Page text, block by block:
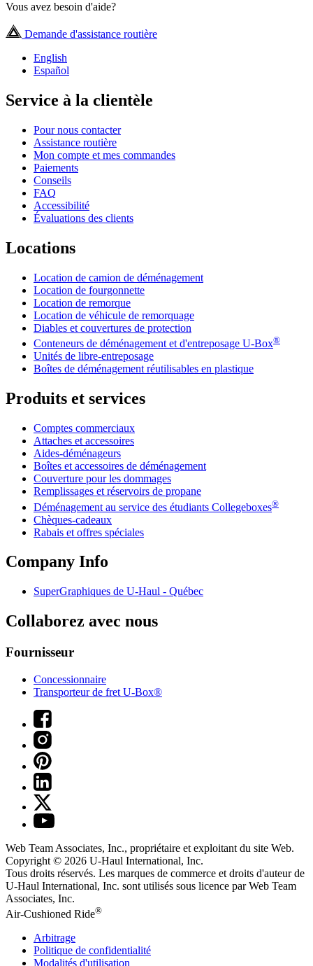
Vous avez besoin d'aide?
Demande d'assistance routière
English
Español
Service à la clientèle
Pour nous contacter
Assistance routière
Mon compte et mes commandes
Paiements
Conseils
FAQ
Accessibilité
Évaluations des clients
Locations
Location de camion de déménagement
Location de fourgonnette
Location de remorque
Location de véhicule de remorquage
Diables et couvertures de protection
Conteneurs de déménagement et d'entreposage U-Box®
Unités de libre-entreposage
Boîtes de déménagement réutilisables en plastique
Produits et services
Comptes commerciaux
Attaches et accessoires
Aides-déménageurs
Boîtes et accessoires de déménagement
Couverture pour les dommages
Remplissages et réservoirs de propane
Déménagement au service des étudiants Collegeboxes®
Chèques-cadeaux
Rabais et offres spéciales
Company Info
SuperGraphiques de U-Haul - Québec
Collaborez avec nous
Fournisseur
Concessionnaire
Transporteur de fret U-Box®
Web Team Associates, Inc., propriétaire et exploitant du site Web.
Copyright © 2026 U-Haul International, Inc.
Tous droits réservés. Les marques de commerce et droits d'auteur de
U-Haul International, Inc. sont utilisés sous licence par Web Team
Associates, Inc.
Air-Cushioned Ride®
Arbitrage
Politique de confidentialité
Modalités d'utilisation